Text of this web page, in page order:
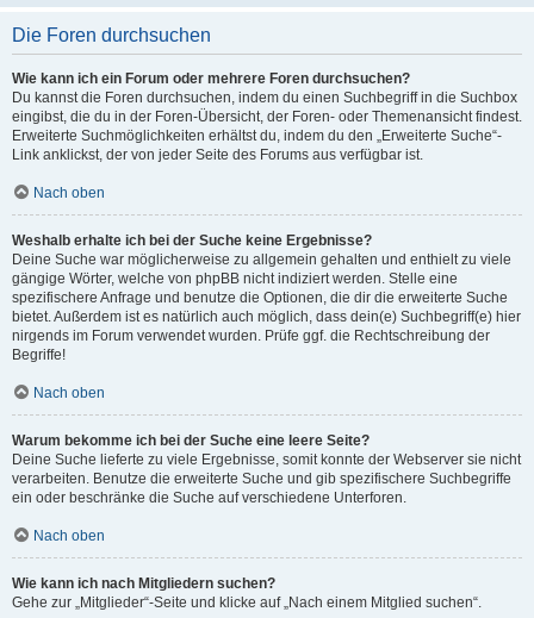
Die Foren durchsuchen
Wie kann ich ein Forum oder mehrere Foren durchsuchen?
Du kannst die Foren durchsuchen, indem du einen Suchbegriff in die Suchbox
eingibst, die du in der Foren-Übersicht, der Foren- oder Themenansicht findest.
Erweiterte Suchmöglichkeiten erhältst du, indem du den „Erweiterte Suche“-
Link anklickst, der von jeder Seite des Forums aus verfügbar ist.
Nach oben
Weshalb erhalte ich bei der Suche keine Ergebnisse?
Deine Suche war möglicherweise zu allgemein gehalten und enthielt zu viele
gängige Wörter, welche von phpBB nicht indiziert werden. Stelle eine
spezifischere Anfrage und benutze die Optionen, die dir die erweiterte Suche
bietet. Außerdem ist es natürlich auch möglich, dass dein(e) Suchbegriff(e) hier
nirgends im Forum verwendet wurden. Prüfe ggf. die Rechtschreibung der
Begriffe!
Nach oben
Warum bekomme ich bei der Suche eine leere Seite?
Deine Suche lieferte zu viele Ergebnisse, somit konnte der Webserver sie nicht
verarbeiten. Benutze die erweiterte Suche und gib spezifischere Suchbegriffe
ein oder beschränke die Suche auf verschiedene Unterforen.
Nach oben
Wie kann ich nach Mitgliedern suchen?
Gehe zur „Mitglieder“-Seite und klicke auf „Nach einem Mitglied suchen“.